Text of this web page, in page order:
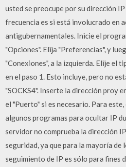
usted se preocupe por su dirección
frecuencia es si está involucrado en
antigubernamentales. Inicie el
"Opciones". Elija "Preferencias", y
"Conexiones", a la izquierda. Elije el
en el paso 1. Esto incluye, pero no
"SOCKS4". Inserte la dirección proy
el "Puerto" si es necesario. Para
algunos programas para ocultar IP
servidor no comprueba la dirección
seguridad, ya que para la mayoría de
seguimiento de IP es sólo para fines